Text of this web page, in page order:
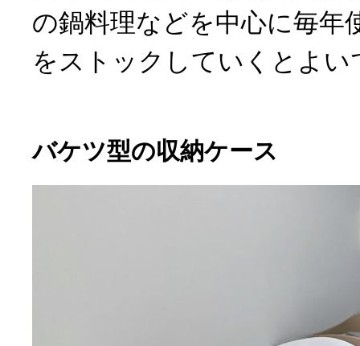
の鍋料理などを中心に毎年
をストックしていくとよい
バケツ型の収納ケース